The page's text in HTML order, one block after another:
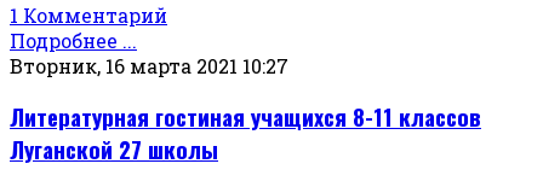
1 Комментарий
Подробнее ...
Вторник, 16 марта 2021 10:27
Литературная гостиная учащихся 8-11 классов
Луганской 27 школы